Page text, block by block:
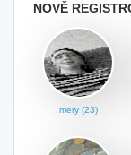
NOVĚ
mery (23)